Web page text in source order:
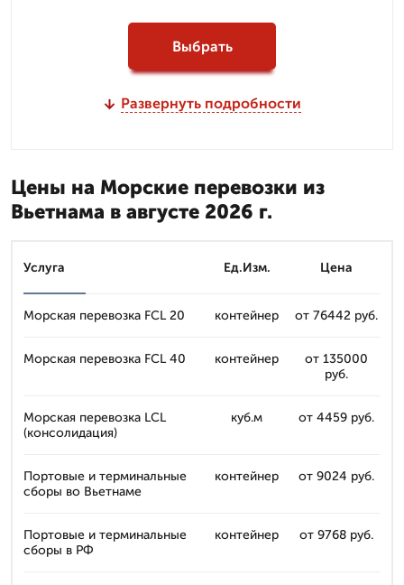
Выбрать
Развернуть подробности
Цены на Морские перевозки из
Вьетнама в августе 2026 г.
Услуга Ед.Изм. Цена
Морская перевозка FCL 20 контейнер от 76442 руб.
Морская перевозка FCL 40 контейнер
от 135000
руб.
Морская перевозка LCL
(консолидация)
куб.м от 4459 руб.
Портовые и терминальные
сборы во Вьетнаме
контейнер от 9024 руб.
Портовые и терминальные
сборы в РФ
контейнер от 9768 руб.